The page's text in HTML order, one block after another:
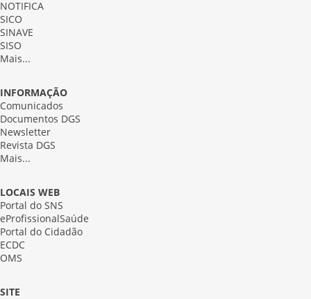
NOTIFICA
SICO
SINAVE
SISO
Mais...
INFORMAÇÃO
Comunicados
Documentos DGS
Newsletter
Revista DGS
Mais...
LOCAIS WEB
Portal do SNS
eProfissionalSaúde
Portal do Cidadão
ECDC
OMS
SITE